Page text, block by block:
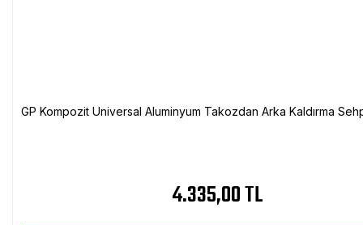
GP Kompozit Universal Aluminyum Takozdan Arka Kaldırma
4.335,00 TL